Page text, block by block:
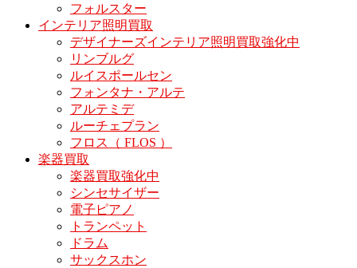
フォルスター
インテリア照明買取
デザイナーズインテリア照明買取強化中
リンブルグ
ルイスポールセン
フォンタナ・アルテ
アルテミデ
ルーチェプラン
フロス（ FLOS ）
楽器買取
楽器買取強化中
シンセサイザー
電子ピアノ
トランペット
ドラム
サックスホン